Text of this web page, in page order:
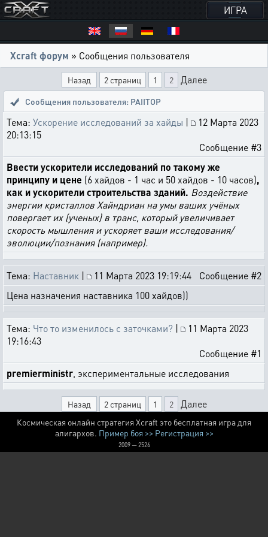
ИГРА
Xcraft форум » Сообщения пользователя
Назад 2 страниц 1 2 Далее
Сообщения пользователя: PAIITOP
Тема: Ускорение исследований за хайды |
12 Марта 2023
20:13:15
Сообщение #3
Ввести ускорители исследований по такому же
принципу и цене (6 хайдов - 1 час и 50 хайдов - 10 часов),
как и ускорители строительства зданий. Воздействие
энергии кристаллов Хайндриан на умы ваших учёных
повергает их (ученых) в транс, который увеличивает
скорость мышления и ускоряет ваши исследования/
эволюции/познания (например).
Тема: Наставник | 11 Марта 2023 19:19:44
Сообщение #2
Цена назначения наставника 100 хайдов))
Тема: Что то изменилось с заточками? |
11 Марта 2023
19:16:43
Сообщение #1
premierministr , экспериментальные исследования
Назад 2 страниц 1 2 Далее
Космическая онлайн стратегия Xcraft это бесплатная игра для
алигархов. Пример боя >> Регистрация >>
2009 — 2526